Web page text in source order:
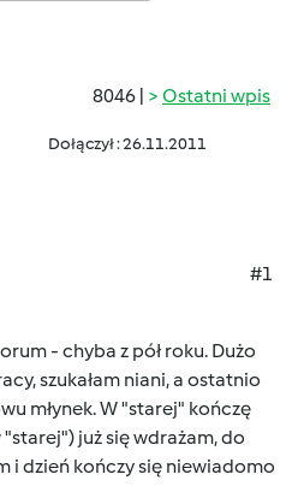
8046 | Ostatni wpis
Dołączył : 26.11.2011
#1
- chyba z pół roku. Dużo
szukałam niani, a ostatnio
młynek. W "starej" kończę
już się wdrażam, do
i dzień kończy się niewiadomo